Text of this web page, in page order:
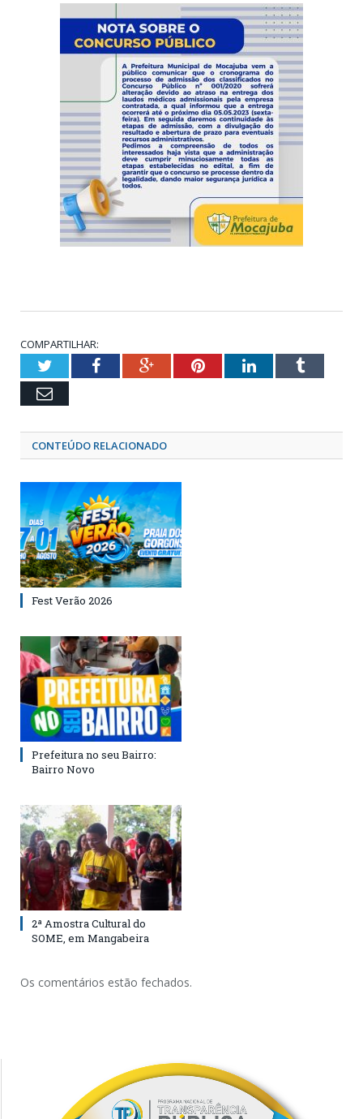
COMPARTILHAR:
TwitterFacebookGoogle+PinterestLinkedInTumblr
Email
CONTEÚDO RELACIONADO
Fest Verão 2026
Prefeitura no seu Bairro:
Bairro Novo
2ª Amostra Cultural do
SOME, em Mangabeira
Os comentários estão fechados.